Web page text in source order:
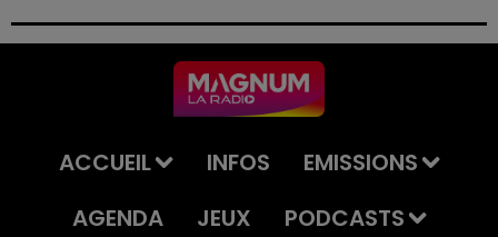
permis et la confiscation de son véhicule.
ACCUEIL INFOS
EMISSIONS
AGENDA
JEUX PODCASTS